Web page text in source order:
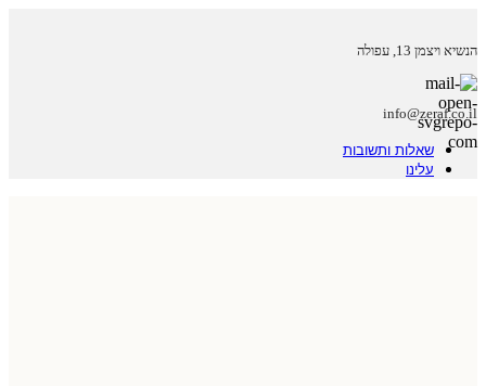
הנשיא ויצמן 13, עפולה
info@zeraf.co.il
שאלות ותשובות
עלינו